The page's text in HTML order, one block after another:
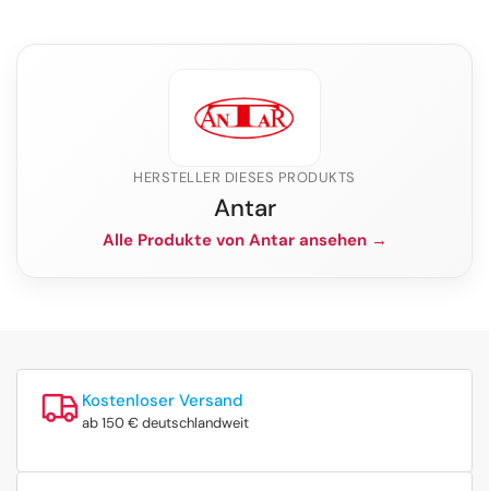
HERSTELLER DIESES PRODUKTS
Antar
Alle Produkte von Antar ansehen →
Kostenloser Versand
ab 150 € deutschlandweit